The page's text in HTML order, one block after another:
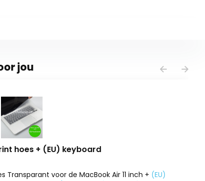
jou
hoes + (EU) keyboard
Transparant voor de MacBook Air 11 inch + (EU)